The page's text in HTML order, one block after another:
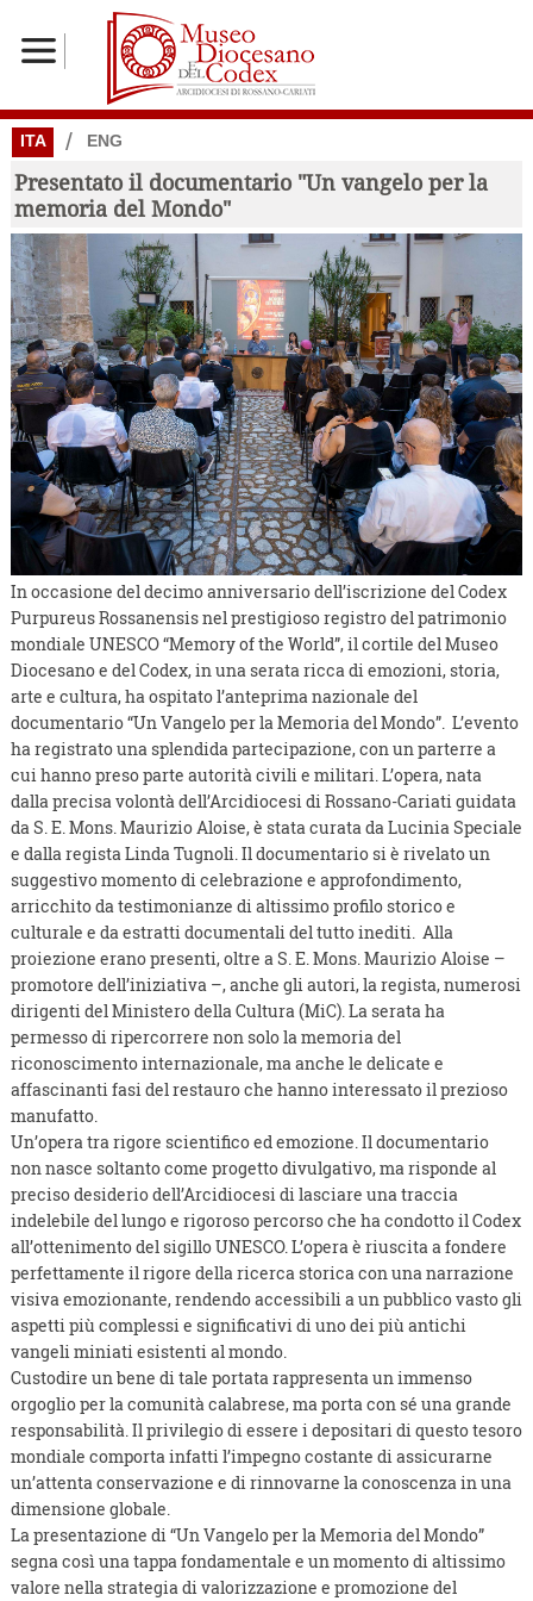
ITA / ENG
Presentato il documentario "Un vangelo per la
memoria del Mondo"
In occasione del decimo anniversario dell’iscrizione del Codex
Purpureus Rossanensis nel prestigioso registro del patrimonio
mondiale UNESCO “Memory of the World”, il cortile del Museo
Diocesano e del Codex, in una serata ricca di emozioni, storia,
arte e cultura, ha ospitato l’anteprima nazionale del
documentario “Un Vangelo per la Memoria del Mondo”. L’evento
ha registrato una splendida partecipazione, con un parterre a
cui hanno preso parte autorità civili e militari. L’opera, nata
dalla precisa volontà dell’Arcidiocesi di Rossano-Cariati guidata
da S. E. Mons. Maurizio Aloise, è stata curata da Lucinia Speciale
e dalla regista Linda Tugnoli. Il documentario si è rivelato un
suggestivo momento di celebrazione e approfondimento,
arricchito da testimonianze di altissimo profilo storico e
culturale e da estratti documentali del tutto inediti. Alla
proiezione erano presenti, oltre a S. E. Mons. Maurizio Aloise –
promotore dell’iniziativa –, anche gli autori, la regista, numerosi
dirigenti del Ministero della Cultura (MiC). La serata ha
permesso di ripercorrere non solo la memoria del
riconoscimento internazionale, ma anche le delicate e
affascinanti fasi del restauro che hanno interessato il prezioso
manufatto.
Un’opera tra rigore scientifico ed emozione. Il documentario
non nasce soltanto come progetto divulgativo, ma risponde al
preciso desiderio dell’Arcidiocesi di lasciare una traccia
indelebile del lungo e rigoroso percorso che ha condotto il Codex
all’ottenimento del sigillo UNESCO. L’opera è riuscita a fondere
perfettamente il rigore della ricerca storica con una narrazione
visiva emozionante, rendendo accessibili a un pubblico vasto gli
aspetti più complessi e significativi di uno dei più antichi
vangeli miniati esistenti al mondo.
Custodire un bene di tale portata rappresenta un immenso
orgoglio per la comunità calabrese, ma porta con sé una grande
responsabilità. Il privilegio di essere i depositari di questo tesoro
mondiale comporta infatti l’impegno costante di assicurarne
un’attenta conservazione e di rinnovarne la conoscenza in una
dimensione globale.
La presentazione di “Un Vangelo per la Memoria del Mondo”
segna così una tappa fondamentale e un momento di altissimo
valore nella strategia di valorizzazione e promozione del